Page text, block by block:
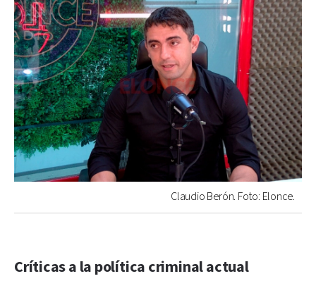
Claudio Berón. Foto: Elonce.
Críticas a la política criminal actual